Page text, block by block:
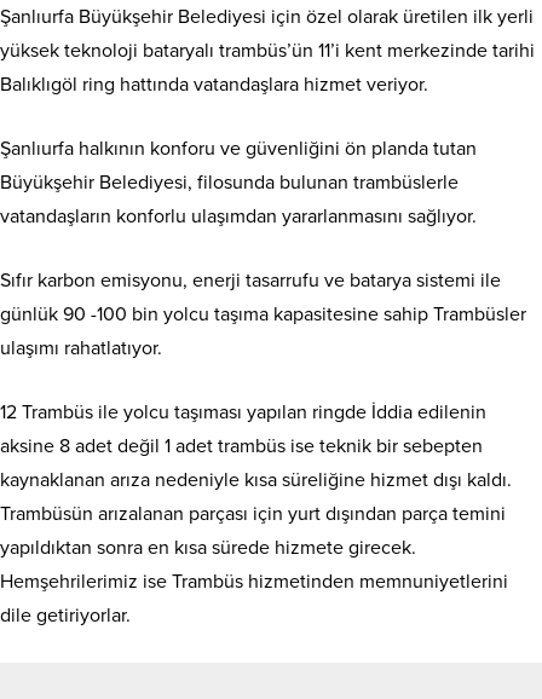
Şanlıurfa Büyükşehir Belediyesi için özel olarak üretilen ilk yerli
yüksek teknoloji bataryalı trambüs’ün 11’i kent merkezinde tarihi
Balıklıgöl ring hattında vatandaşlara hizmet veriyor.
Şanlıurfa halkının konforu ve güvenliğini ön planda tutan
Büyükşehir Belediyesi, filosunda bulunan trambüslerle
vatandaşların konforlu ulaşımdan yararlanmasını sağlıyor.
Sıfır karbon emisyonu, enerji tasarrufu ve batarya sistemi ile
günlük 90 -100 bin yolcu taşıma kapasitesine sahip Trambüsler
ulaşımı rahatlatıyor.
12 Trambüs ile yolcu taşıması yapılan ringde İddia edilenin
aksine 8 adet değil 1 adet trambüs ise teknik bir sebepten
kaynaklanan arıza nedeniyle kısa süreliğine hizmet dışı kaldı.
Trambüsün arızalanan parçası için yurt dışından parça temini
yapıldıktan sonra en kısa sürede hizmete girecek.
Hemşehrilerimiz ise Trambüs hizmetinden memnuniyetlerini
dile getiriyorlar.